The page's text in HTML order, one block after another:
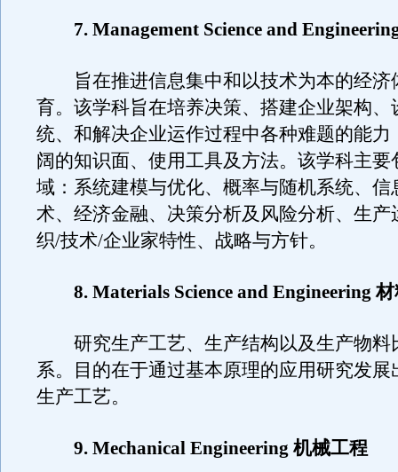
7. Management Science and
旨在推进信息集中和以技术为本的经济
育。该学科旨在培养决策、搭建企业架构、
统、和解决企业运作过程中各种难题的能力
阔的知识面、使用工具及方法。该学科主要
域：系统建模与优化、概率与随机系统、信
术、经济金融、决策分析及风险分析、生产
织/技术/企业家特性、战略与方针。
8. Materials Science and Engineering 材
研究生产工艺、生产结构以及生产物料
系。目的在于通过基本原理的应用研究发展
生产工艺。
9. Mechanical Engineering 机械工程